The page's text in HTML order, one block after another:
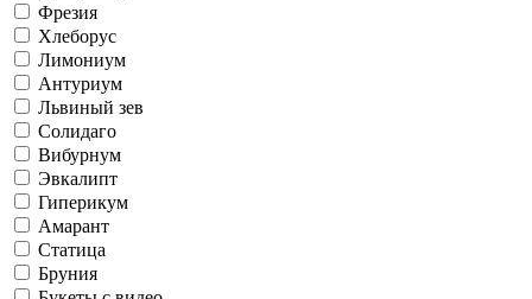
Фрезия
Хлеборус
Лимониум
Антуриум
Львиный зев
Солидаго
Вибурнум
Эвкалипт
Гиперикум
Амарант
Статица
Бруния